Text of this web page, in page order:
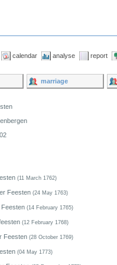
calendar analyse report
marriage
(11 March 1762)
Feesten (24 May 1763)
Feesten (14 February 1765)
(12 February 1768)
Feesten (28 October 1769)
(04 May 1773)